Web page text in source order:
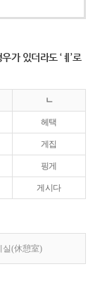
가 있더라도 ‘ㅖ’로
ㄴ
헤택
게집
핑게
게시다
실(休憩室)